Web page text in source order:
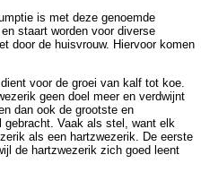
is met deze genoemde
staart worden voor diverse
door de huisvrouw. Hiervoor komen
voor de groei van kalf tot koe.
geen doel meer en verdwijnt
dan ook de grootste en
Vaak als stel, want elk
als een hartzwezerik. De eerste
de hartzwezerik zich goed leent